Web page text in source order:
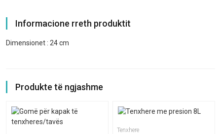
Informacione rreth produktit
Dimensionet : 24 cm
Produkte të ngjashme
Tenxhere